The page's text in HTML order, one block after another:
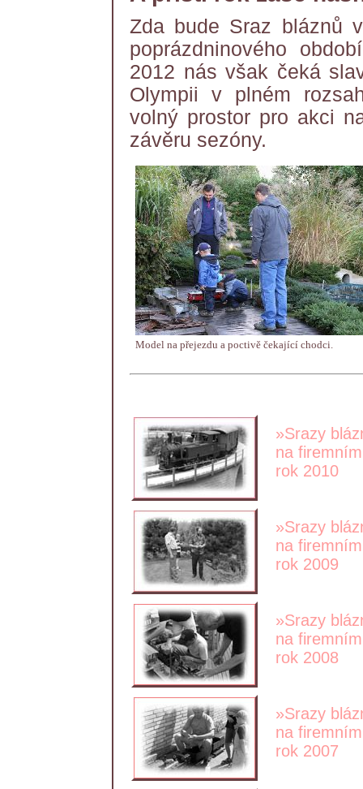
Zda bude Sraz bláznů
poprázdninového
2012 nás však čeká
Olympii v plném
volný prostor pro akci
závěru sezóny.
Model na přejezdu a poctivě čekající chodci.
»Srazy
na
rok 2010
»Srazy
na
rok 2009
»Srazy
na
rok 2008
»Srazy
na
rok 2007